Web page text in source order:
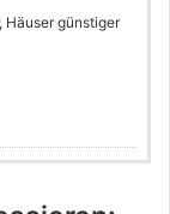
Häuser günstiger